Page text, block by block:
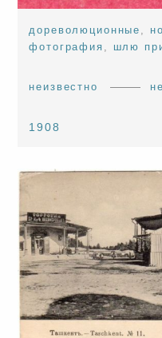
дореволюционные
фотография
шлю
неизвестно
1908